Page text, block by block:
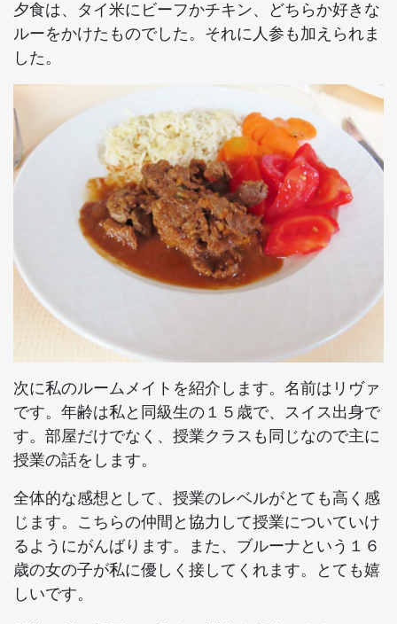
夕食は、タイ米にビーフかチキン、どちらか好きな
ルーをかけたものでした。それに人参も加えられま
した。
次に私のルームメイトを紹介します。名前はリヴァ
です。年齢は私と同級生の１５歳で、スイス出身で
す。部屋だけでなく、授業クラスも同じなので主に
授業の話をします。
全体的な感想として、授業のレベルがとても高く感
じます。こちらの仲間と協力して授業についていけ
るようにがんばります。また、ブルーナという１６
歳の女の子が私に優しく接してくれます。とても嬉
しいです。